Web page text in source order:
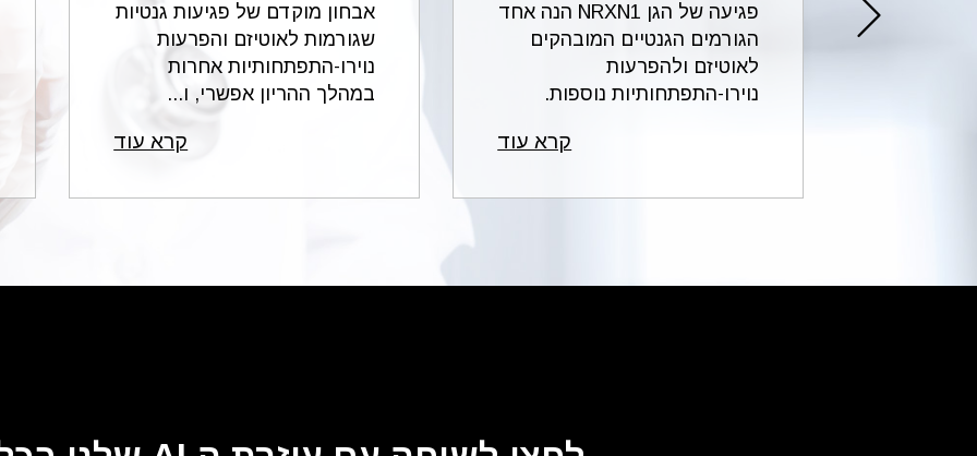
פגיעה של הגן NRXN1 הנה אחד
הגורמים הגנטיים המובהקים
לאוטיזם ולהפרעות
נוירו-התפתחותיות נוספות.
קרא עוד
אבחון מוקדם של פגיעות גנטיות
שגורמות לאוטיזם והפרעות
נוירו-התפתחותיות אחרות
במהלך ההריון אפשרי, ו...
קרא עוד